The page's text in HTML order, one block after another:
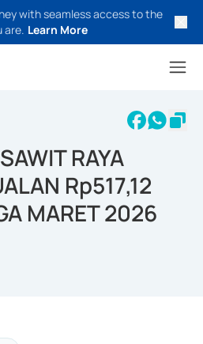
with seamless access to the
are. Learn More
RAYA
Rp517,12
MARET 2026